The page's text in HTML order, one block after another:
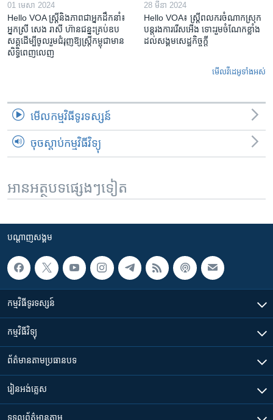
01 មេសា 2024
Hello VOA ស្ត្រីនិងភាពជាអ្នកដឹកនាំ៖
អ្នកស្រី សេង រាសី ហ៊ានជន្នះគ្រប់ឧប
សគ្គដើម្បីចូលរួមជំរុញឱ្យស្រ្តីកម្ពុជាមាន
សិទ្ធិពេញលេញ
28 មីនា 2024
Hello VOA៖ ស្រ្តីពលករចំណាកស្រុក
បន្តរងការរើសអើង ទោះរួមចំណែកខ្លាំង
ដល់សង្គមសេដ្ឋកិច្ចក្តី
មើល​វីដេអូ​ទាំង​អស់
មើល​កម្មវិធី​ទូរទស្សន៍
ចុចស្តាប់កម្មវិធីវិទ្យុ
អានអត្ថបទផ្សេងៗទៀត
បណ្តាញ​សង្គម
កម្មវិធី​ទូរទស្សន៍
កម្មវិធី​វិទ្យុ
ព័ត៌មាន​តាមប្រធានបទ​
រៀន​​អង់គ្លេស
ទទួល​ព័ត៌មាន​តាម